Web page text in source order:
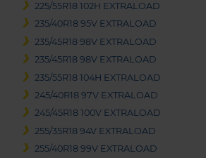
225/55R18 102H EXTRALOAD
235/40R18 95V EXTRALOAD
235/45R18 98V EXTRALOAD
235/45R18 98V EXTRALOAD
235/55R18 104H EXTRALOAD
245/40R18 97V EXTRALOAD
245/45R18 100V EXTRALOAD
255/35R18 94V EXTRALOAD
255/40R18 99V EXTRALOAD